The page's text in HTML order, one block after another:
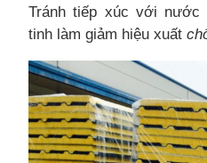
Tránh tiếp xúc với nước
tinh làm giảm hiệu xuất